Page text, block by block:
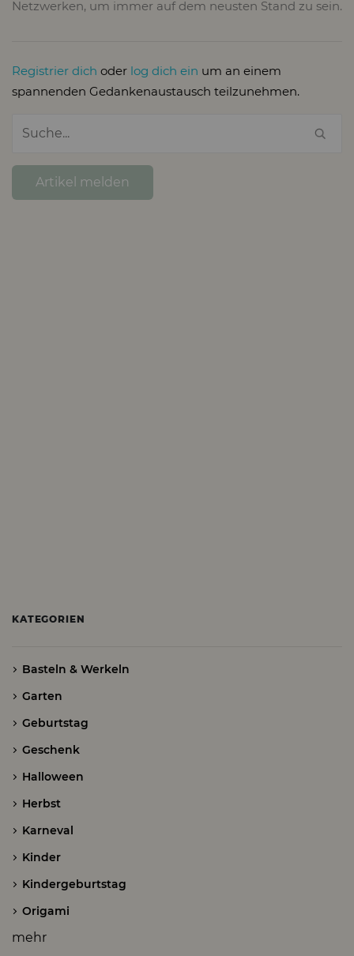
Netzwerken, um immer auf dem neusten Stand zu sein.
Registrier dich oder log dich ein um an einem
spannenden Gedankenaustausch teilzunehmen.
Artikel melden
KATEGORIEN
Basteln & Werkeln
Garten
Geburtstag
Geschenk
Halloween
Herbst
Karneval
Kinder
Kindergeburtstag
Origami
mehr